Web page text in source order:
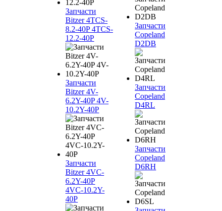
Запчасти
Bitzer 4TCS-
8.2-40P 4TCS-
12.2-40P
Запчасти
Bitzer 4V-
6.2Y-40P 4V-
10.2Y-40P
Запчасти
Bitzer 4VC-
6.2Y-40P
4VC-10.2Y-
40P
Запчасти
Copeland
D2DB
Запчасти
Copeland
D4RL
Запчасти
Copeland
D6RH